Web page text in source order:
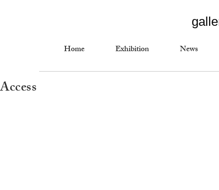
Home Exhibition News
Access